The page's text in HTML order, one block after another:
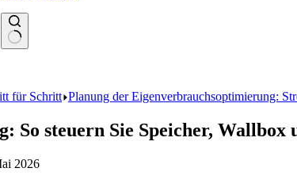
für Schritt Planung der Eigenverbrauchsoptimierung:
So steuern Sie Speicher,
2026